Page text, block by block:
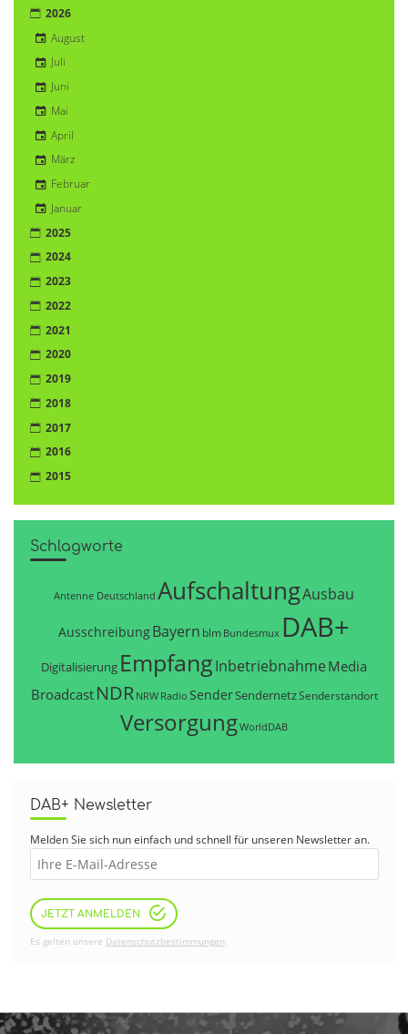
2026
August
Juli
Juni
Mai
April
März
Februar
Januar
2025
2024
2023
2022
2021
2020
2019
2018
2017
2016
2015
Schlagworte
Antenne Deutschland AufschaltungAusbau
AusschreibungBayern blm Bundesmux DAB+
Digitalisierung EmpfangInbetriebnahme Media
Broadcast NDR NRW Radio SenderSendernetzSenderstandort
VersorgungWorldDAB
DAB+ Newsletter
Melden Sie sich nun einfach und schnell für unseren Newsletter an.
JETZT ANMELDEN
Es gelten unsere Datenschutzbestimmungen